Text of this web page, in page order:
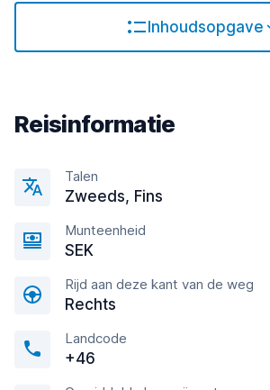
Inhoudsopgave
Reisinformatie
Talen
Zweeds, Fins
Munteenheid
SEK
Rijd aan deze kant van de weg
Rechts
Landcode
+46